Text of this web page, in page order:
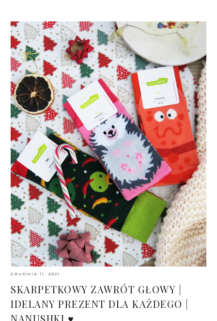
GRUDNIA 11, 2021
SKARPETKOWY ZAWRÓT GŁOWY |
IDELANY PREZENT DLA KAŻDEGO |
NANUSHKI ♥